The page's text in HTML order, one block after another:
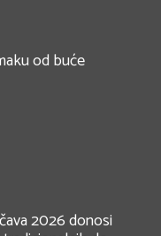
od buće
2026 donosi